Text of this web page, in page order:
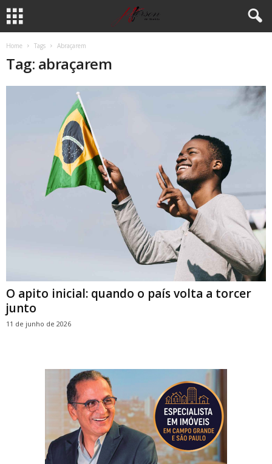
Home Tags Abraçarem
Tag: abraçarem
O apito inicial: quando o país volta a torcer
junto
11 de junho de 2026